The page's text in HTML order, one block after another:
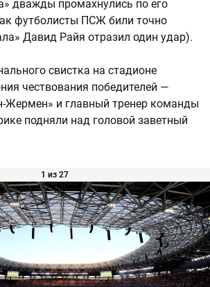
дважды промахнулись по его
футболисты ПСЖ били точно
Давид Райя отразил один удар).
свистка на стадионе
чествования победителей —
Жермен» и главный тренер команды
подняли над головой заветный
1 из 27